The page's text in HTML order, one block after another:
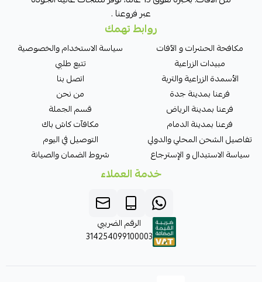
عبر فروعنا .
روابط تهمك
مكافحة الحشرات و الآفات
مبيدات الزراعية
الأسمدة الزراعية والتربة
فرعنا بمدينة جدة
فرعنا بمدينة الرياض
فرعنا بمدينة الدمام
تفاصيل الشحن المحلي والدولي
سياسة الاستبدال و الإسترجاع
سياسة الاستخدام والخصوصية
تتبع طلبي
اتصل بنا
من نحن
قسم الجملة
مكافآت كاش باك
التوصيل في اليوم
شروط الضمان والصيانة
خدمة العملاء
الرقم الضريبي
314254099100003